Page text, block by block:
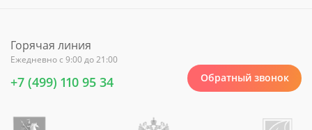
Горячая линия
Ежедневно с 9:00 до 21:00
+7 (499) 110 95 34 Обратный звонок